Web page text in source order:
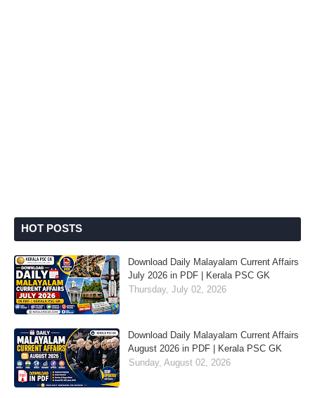
HOT POSTS
Download Daily Malayalam Current Affairs
July 2026 in PDF | Kerala PSC GK
Thursday, July 02, 2026
Download Daily Malayalam Current Affairs
August 2026 in PDF | Kerala PSC GK
Sunday, August 02, 2026